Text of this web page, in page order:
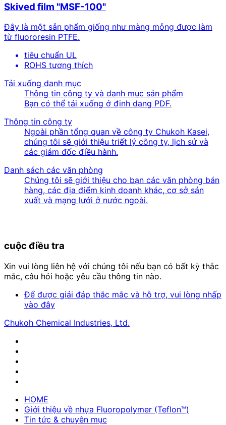
Skived film "MSF-100"
Đây là một sản phẩm giống như màng mỏng được làm
từ fluororesin PTFE.
tiêu chuẩn UL
ROHS tương thích
Tải xuống danh mục
Thông tin công ty và danh mục sản phẩm
Bạn có thể tải xuống ở định dạng PDF.
Thông tin công ty
Ngoài phần tổng quan về công ty Chukoh Kasei,
chúng tôi sẽ giới thiệu triết lý công ty, lịch sử và
các giám đốc điều hành.
Danh sách các văn phòng
Chúng tôi sẽ giới thiệu cho bạn các văn phòng bán
hàng, các địa điểm kinh doanh khác, cơ sở sản
xuất và mạng lưới ở nước ngoài.
cuộc điều tra
Xin vui lòng liên hệ với chúng tôi nếu bạn có bất kỳ thắc
mắc, câu hỏi hoặc yêu cầu thông tin nào.
Để được giải đáp thắc mắc và hỗ trợ, vui lòng nhấp
vào đây
Chukoh Chemical Industries, Ltd.
HOME
Giới thiệu về nhựa Fluoropolymer (Teflon™)
Tin tức & chuyên mục